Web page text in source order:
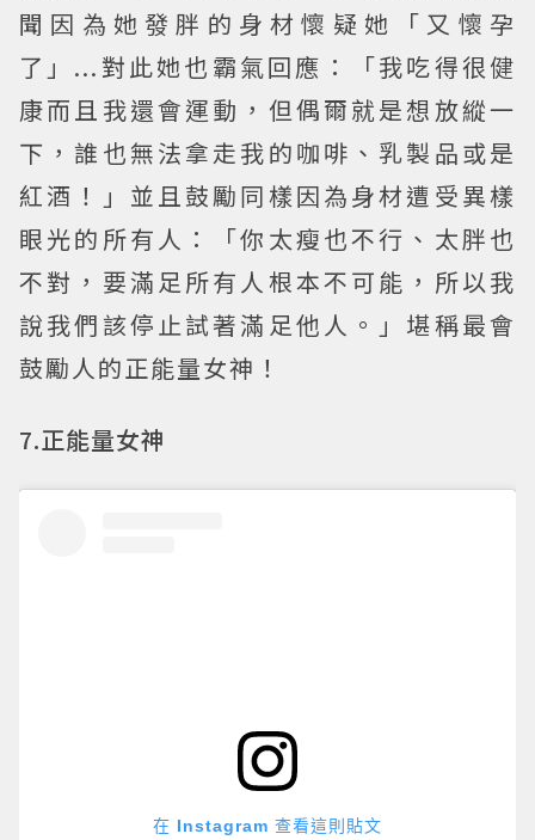
聞因為她發胖的身材懷疑她「又懷孕
了」...對此她也霸氣回應：「我吃得很健
康而且我還會運動，但偶爾就是想放縱一
下，誰也無法拿走我的咖啡、乳製品或是
紅酒！」並且鼓勵同樣因為身材遭受異樣
眼光的所有人：「你太瘦也不行、太胖也
不對，要滿足所有人根本不可能，所以我
說我們該停止試著滿足他人。」堪稱最會
鼓勵人的正能量女神！
7.正能量女神
在 Instagram 查看這則貼文